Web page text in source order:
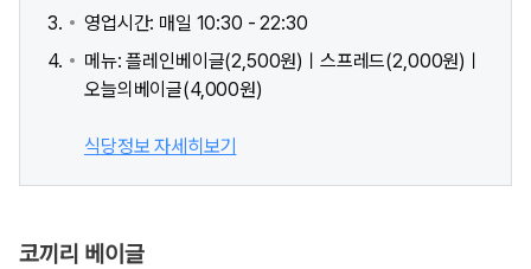
영업시간: 매일 10:30 - 22:30
메뉴: 플레인베이글(2,500원)ㅣ스프레드(2,000원)ㅣ
오늘의베이글(4,000원)
식당정보 자세히보기
코끼리 베이글